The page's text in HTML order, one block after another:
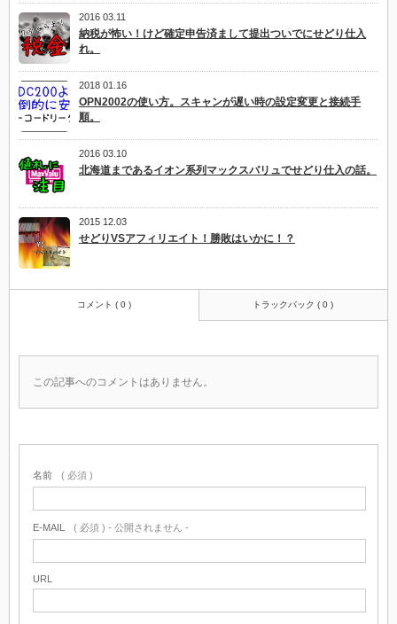
2016 03.11
納税が怖い！けど確定申告済まして提出ついでにせどり仕入
れ。
2018 01.16
OPN2002の使い方。スキャンが遅い時の設定変更と接続手
順。
2016 03.10
北海道まであるイオン系列マックスバリュでせどり仕入の話。
2015 12.03
せどりVSアフィリエイト！勝敗はいかに！？
コメント ( 0 ) トラックバック ( 0 )
この記事へのコメントはありません。
名前 ( 必須 )
E-MAIL ( 必須 ) - 公開されません -
URL